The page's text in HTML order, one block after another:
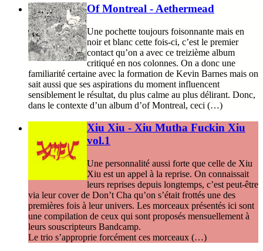
Of Montreal - Aethermead
Une pochette toujours foisonnante mais en
noir et blanc cette fois-ci, c’est le premier
contact qu’on a avec ce treizième album
critiqué en nos colonnes. On a donc une
familiarité certaine avec la formation de Kevin Barnes mais on
sait aussi que ses aspirations du moment influencent
sensiblement le résultat, du plus calme au plus délirant. Donc,
dans le contexte d’un album d’of Montreal, ceci (…)
Xiu Xiu - Xiu Mutha Fuckin Xiu
vol.1
Une personnalité aussi forte que celle de Xiu
Xiu est un appel à la reprise. On connaissait
leurs reprises depuis longtemps, c’est peut-être
via leur cover de Don’t Cha qu’on s’était frottés une des
premières fois à leur univers. Les morceaux présentés ici sont
une compilation de ceux qui sont proposés mensuellement à
leurs souscripteurs Bandcamp.
Le trio s’approprie forcément ces morceaux (…)